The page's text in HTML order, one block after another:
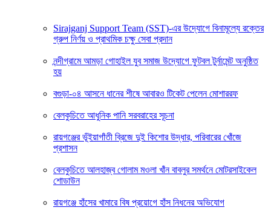
Sirajganj Support Team (SST)-এর উদ্যোগে বিনামূল্যে রক্তের
গ্রুপ নির্ণয় ও প্রাথমিক চক্ষু সেবা প্রদান
নন্দীগ্রামে আমড়া গোহাইল যুব সমাজ উদ্যোগে ফুটবল টুর্নামেন্ট অনুষ্ঠিত
হয়
বগুড়া-০৪ আসনে ধানের শীষে আবারও টিকেট পেলেন মোশাররফ
বেলকুচিতে আধুনিক পানি সরবরাহের সূচনা
রায়গঞ্জের ভূঁইয়াগাঁতী ব্রিজে দুই কিশোর উদ্ধার, পরিবারের খোঁজে
প্রশাসন
বেলকুচিতে আলহাজ্ব গোলাম মওলা খাঁন বাবলুর সমর্থনে মোটরসাইকেল
শোডাউন
রায়গঞ্জে হাঁসের খামারে বিষ প্রয়োগে হাঁস নিধনের অভিযোগ